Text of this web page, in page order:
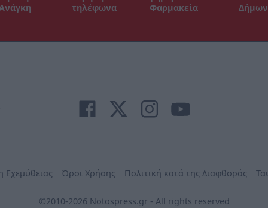
τηλέφωνα
Φαρμακεία
Δήμων
Εχεμύθειας Όροι Χρήσης Πολιτική κατά της Διαφθοράς
©2010-2026 Notospress.gr - All rights reserved